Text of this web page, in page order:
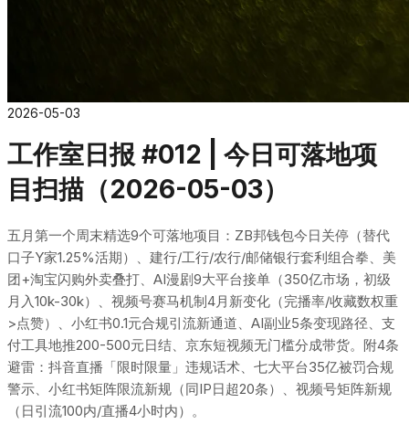
2026-05-03
工作室日报 #012 | 今日可落地项
目扫描（2026-05-03）
五月第一个周末精选9个可落地项目：ZB邦钱包今日关停（替代
口子Y家1.25%活期）、建行/工行/农行/邮储银行套利组合拳、美
团+淘宝闪购外卖叠打、AI漫剧9大平台接单（350亿市场，初级
月入10k-30k）、视频号赛马机制4月新变化（完播率/收藏数权重
>点赞）、小红书0.1元合规引流新通道、AI副业5条变现路径、支
付工具地推200-500元日结、京东短视频无门槛分成带货。附4条
避雷：抖音直播「限时限量」违规话术、七大平台35亿被罚合规
警示、小红书矩阵限流新规（同IP日超20条）、视频号矩阵新规
（日引流100内/直播4小时内）。